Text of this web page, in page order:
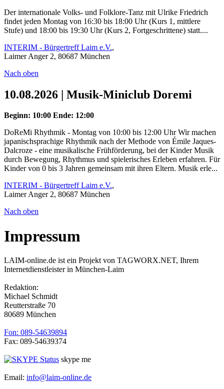
Der internationale Volks- und Folklore-Tanz mit Ulrike Friedrich
findet jeden Montag von 16:30 bis 18:00 Uhr (Kurs 1, mittlere
Stufe) und 18:00 bis 19:30 Uhr (Kurs 2, Fortgeschrittene) statt....
INTERIM - Bürgertreff Laim e.V.,
Laimer Anger 2, 80687 München
Nach oben
10.08.2026 | Musik-Miniclub Doremi
Beginn: 10:00 Ende: 12:00
DoReMi Rhythmik - Montag von 10:00 bis 12:00 Uhr Wir machen
japanischsprachige Rhythmik nach der Methode von Émile Jaques-
Dalcroze - eine musikalische Frühförderung, bei der Kinder Musik
durch Bewegung, Rhythmus und spielerisches Erleben erfahren. Für
Kinder von 0 bis 3 Jahren gemeinsam mit ihren Eltern. Musik erle...
INTERIM - Bürgertreff Laim e.V.,
Laimer Anger 2, 80687 München
Nach oben
Impressum
LAIM-online.de ist ein Projekt von TAGWORX.NET, Ihrem
Internetdienstleister in München-Laim
Redaktion:
Michael Schmidt
Reutterstraße 70
80689 München
Fon: 089-54639894
Fax: 089-54639374
skype me
Email: info@laim-online.de